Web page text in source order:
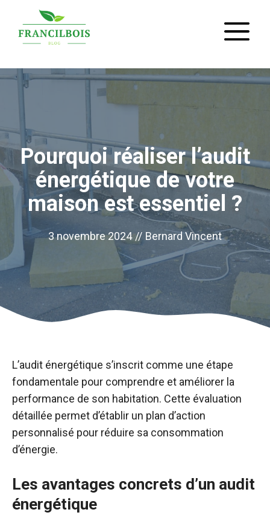
contenu
Pourquoi réaliser l’audit
énergétique de votre
maison est essentiel ?
3 novembre 2024 // Bernard Vincent
L’audit énergétique s’inscrit comme une étape
fondamentale pour comprendre et améliorer la
performance de son habitation. Cette évaluation
détaillée permet d’établir un plan d’action
personnalisé pour réduire sa consommation
d’énergie.
Les avantages concrets d’un audit
énergétique